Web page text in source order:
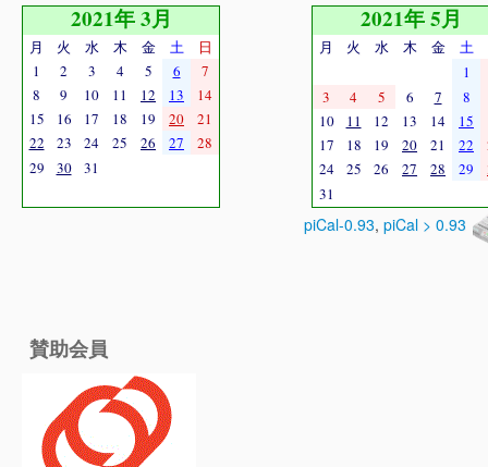
2021年 3月
月 火 水 木 金 土
日
1
2 3 4 5 6
7
8
9 10 11 12 13
14
15
16 17 18 19 20
21
22
23 24 25 26 27
28
29
30 31
2021年 5月
月 火 水 木 金 土
1
3
4 5 6 7
8
10
11 12 13 14 15
17
18 19 20 21 22
24
25 26 27 28 29
31
piCal-0.93, piCal > 0.93
賛助会員